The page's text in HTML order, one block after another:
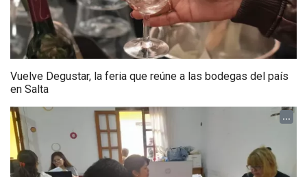
Vuelve Degustar, la feria que reúne a las bodegas del país
en Salta
...